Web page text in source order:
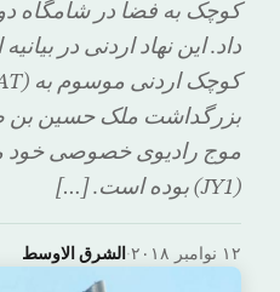
داد. این نهاد اردنی در
بزرگداشت ملک حسین بن
موج رادیوی خصوصی خود
(JY1) بوده است. […]
الشرق الاوسط· ۱۲ نوامبر ۲۰۱۸